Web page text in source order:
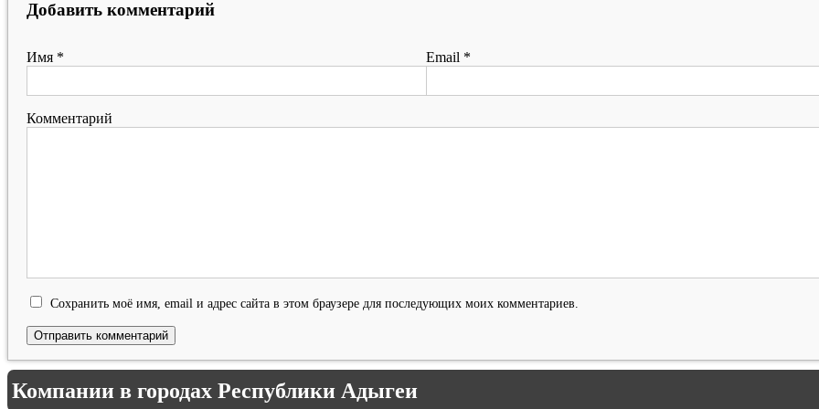
Добавить комментарий
Имя * Email *
Комментарий
Сохранить моё имя, email и адрес сайта в этом браузере для последующих моих комментариев.
Компании в городах Республики Адыгеи